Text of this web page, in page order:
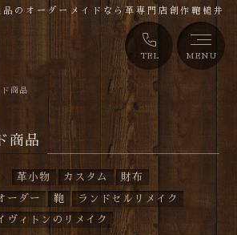
TEL MENU
のオーダーメイドなら革専門店創作鞄槌井
商品
商品
革小物 カスタム 財布
ーダー 鞄 ランドセルリメイク
ヴィトンのリメイク